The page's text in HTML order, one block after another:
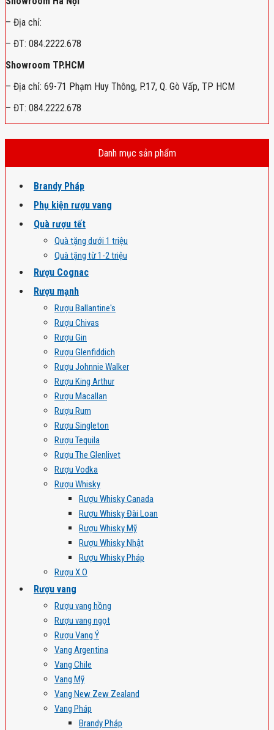
– Địa chỉ:
– ĐT: 084.2222.678
Showroom TP.HCM
– Địa chỉ: 69-71 Phạm Huy Thông, P.17, Q. Gò Vấp, TP HCM
– ĐT: 084.2222.678
Danh mục sản phẩm
Brandy Pháp
Phụ kiện rượu vang
Quà rượu tết
Quà tặng dưới 1 triệu
Quà tặng từ 1-2 triệu
Rượu Cognac
Rượu mạnh
Rượu Ballantine's
Rượu Chivas
Rượu Gin
Rượu Glenfiddich
Rượu Johnnie Walker
Rượu King Arthur
Rượu Macallan
Rượu Rum
Rượu Singleton
Rượu Tequila
Rượu The Glenlivet
Rượu Vodka
Rượu Whisky
Rượu Whisky Canada
Rượu Whisky Đài Loan
Rượu Whisky Mỹ
Rượu Whisky Nhật
Rượu Whisky Pháp
Rượu X.O
Rượu vang
Rượu vang hồng
Rượu vang ngọt
Rượu Vang Ý
Vang Argentina
Vang Chile
Vang Mỹ
Vang New Zew Zealand
Vang Pháp
Brandy Pháp